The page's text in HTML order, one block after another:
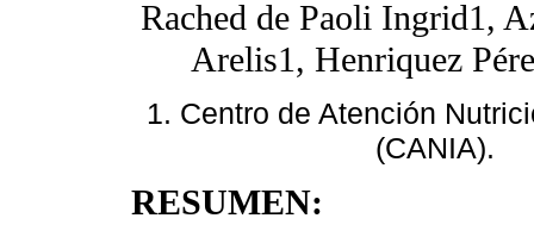
Rached de Paoli Ingrid1,
Arelis1, Henriquez
1. Centro de Atención
(CANIA).
RESUMEN: